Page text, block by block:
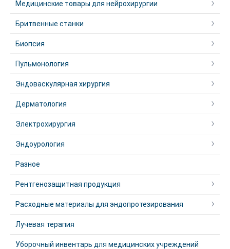
Медицинские товары для нейрохирургии
Бритвенные станки
Биопсия
Пульмонология
Эндоваскулярная хирургия
Дерматология
Электрохирургия
Эндоурология
Разное
Рентгенозащитная продукция
Расходные материалы для эндопротезирования
Лучевая терапия
Уборочный инвентарь для медицинских учреждений